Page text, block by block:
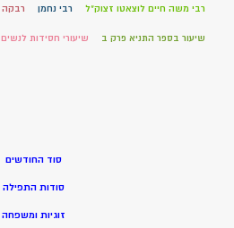
רבי משה חיים לוצאטו זצוק"ל רבי נחמן רבקה
שיעור בספר התניא פרק ב שיעורי חסידות לנשים
סוד החודשים
סודות התפילה
זוגיות ומשפחה